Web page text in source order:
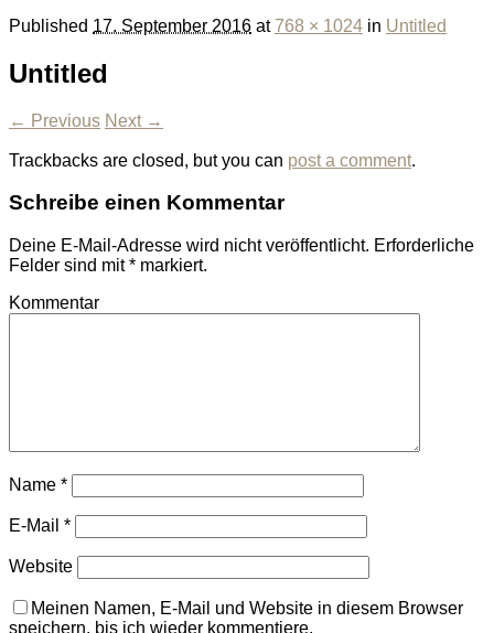
Published 17. September 2016 at 768 × 1024 in Untitled
Untitled
← Previous Next →
Trackbacks are closed, but you can post a comment.
Schreibe einen Kommentar
Deine E-Mail-Adresse wird nicht veröffentlicht. Erforderliche
Felder sind mit* markiert.
Kommentar
Name *
E-Mail *
Website
Meinen Namen, E-Mail und Website in diesem Browser
speichern, bis ich wieder kommentiere.